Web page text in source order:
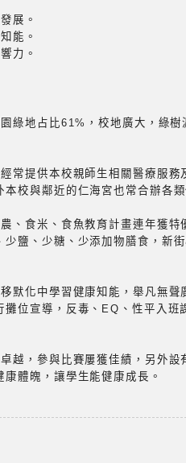
展。
能。
力。
綠地占比61%，校地廣大，綠
常提供本校親師生相關醫療服
校與鄰近的仁海宮也常合辦各
、食米、食魚教育計畫連年獲
鹽、少糖、少添加物膳食，新
默化中學習健康知能，舉凡無
位宣導，反毒、EQ、性平入
越，參與比賽屢獲佳績，另外
體魄，讓學生能健康成長。